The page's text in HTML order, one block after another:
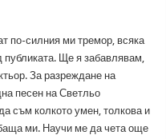
по-силния ми тремор, всяка
публиката. Ще я забавлявам,
За разреждане на
песен на Светльо
съм колкото умен, толкова и
ми. Научи ме да чета още